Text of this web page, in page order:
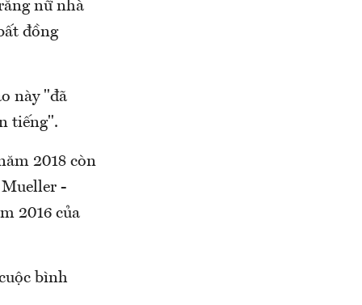
nữ nhà
đồng
này "đã
tiếng".
2018 còn
-
2016 của
bình